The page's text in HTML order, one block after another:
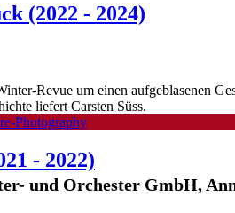
(2022 - 2024)
Revue um einen aufgeblasenen
liefert Carsten Süss.
- 2022)
und Orchester GmbH,